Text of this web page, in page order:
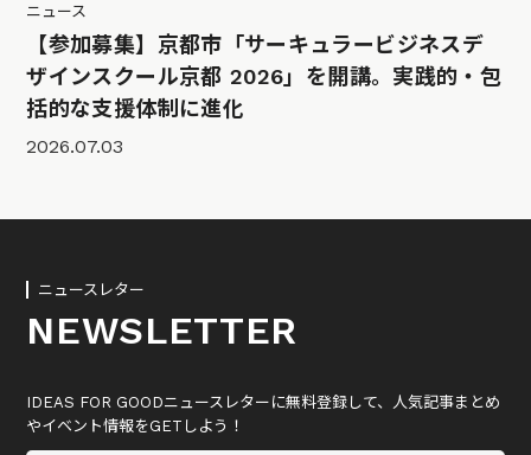
ニュース
【参加募集】京都市「サーキュラービジネスデ
ザインスクール京都 2026」を開講。実践的・包
括的な支援体制に進化
2026.07.03
ニュースレター
NEWSLETTER
IDEAS FOR GOODニュースレターに無料登録して、人気記事まとめ
やイベント情報をGETしよう！